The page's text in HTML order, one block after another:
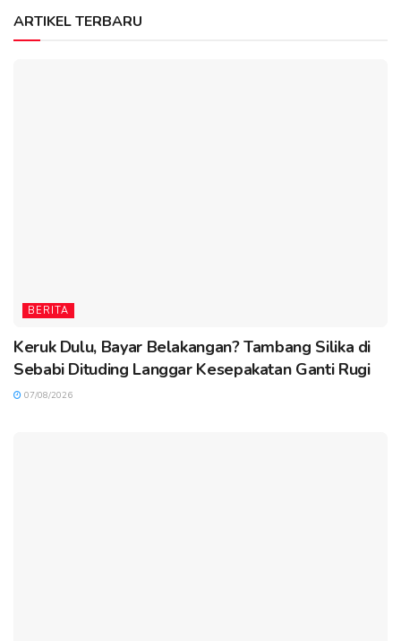
ARTIKEL TERBARU
BERITA
Keruk Dulu, Bayar Belakangan? Tambang Silika di
Sebabi Dituding Langgar Kesepakatan Ganti Rugi
07/08/2026